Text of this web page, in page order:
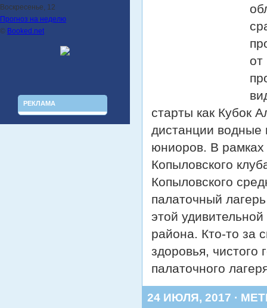
Воскресенье, 12
Прогноз на неделю
© Booked.net
РЕКЛАМА
от
старты как Кубок
дистанции водные
юниоров. В рамках
Копыловского
Копыловского
палаточный
этой
района. Кто-то за
здоровья, чистого
палаточного
24 ИЮЛЯ, 2017 ·